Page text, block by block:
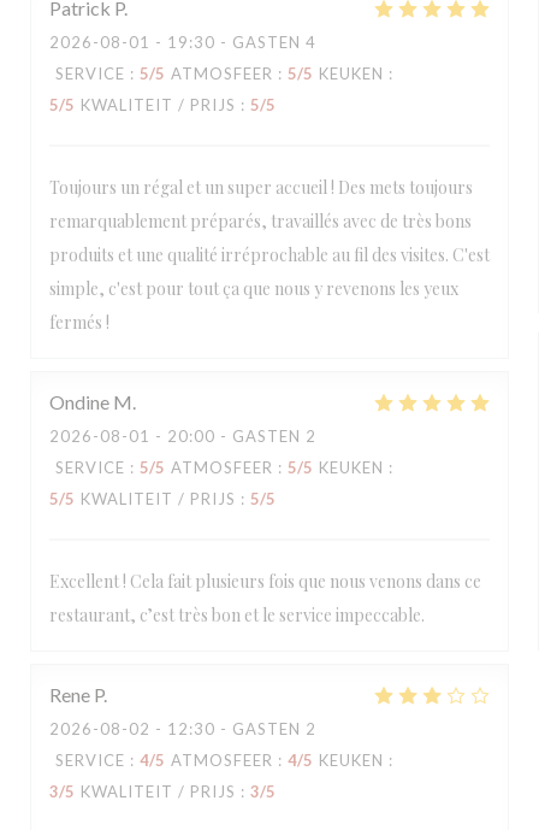
Patrick P
2026-08-01 - 19:30 - GASTEN 4
SERVICE : 5/5 ATMOSFEER : 5/5 KEUKEN :
5/5 KWALITEIT / PRIJS : 5/5
Toujours un régal et un super accueil ! Des mets toujours
remarquablement préparés, travaillés avec de très bons
produits et une qualité irréprochable au fil des visites. C'est
simple, c'est pour tout ça que nous y revenons les yeux
fermés !
Ondine M
2026-08-01 - 20:00 - GASTEN 2
SERVICE : 5/5 ATMOSFEER : 5/5 KEUKEN :
5/5 KWALITEIT / PRIJS : 5/5
Excellent ! Cela fait plusieurs fois que nous venons dans ce
restaurant, c’est très bon et le service impeccable.
Rene P
2026-08-02 - 12:30 - GASTEN 2
SERVICE : 4/5 ATMOSFEER : 4/5 KEUKEN :
3/5 KWALITEIT / PRIJS : 3/5